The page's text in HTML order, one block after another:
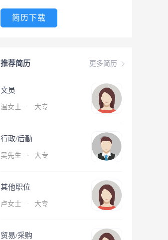
简历下载
更多简历
推荐简历
文员
温女士 · 大专
行政/后勤
吴先生 · 大专
其他职位
卢女士 · 大专
贸易/采购